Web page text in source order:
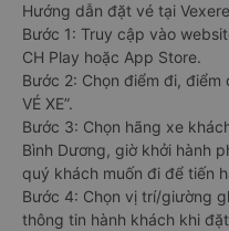
Hướng dẫn đặt vé tại
Bước 1: Truy cập vào
CH Play hoặc App Store.
Bước 2: Chọn điểm đi, điểm
VÉ XE”.
Bước 3: Chọn hãng xe
Bình Dương, giờ khởi hành
quý khách muốn đi để tiến
Bước 4: Chọn vị trí/giường
thông tin hành khách khi